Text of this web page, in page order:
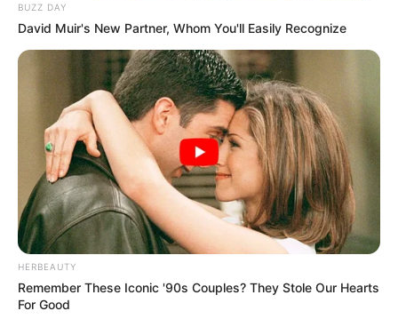
BUZZ DAY
David Muir's New Partner, Whom You'll Easily Recognize
HERBEAUTY
Remember These Iconic '90s Couples? They Stole Our Hearts
For Good